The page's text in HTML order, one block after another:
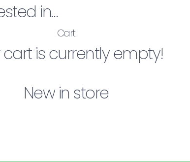
in…
Cart
cart is currently empty!
New in store